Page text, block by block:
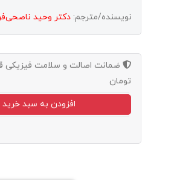
نویسنده/مترجم: دکتر وحید
ضمانت اصالت و سلامت فیزیکی
تومان
افزودن به سبد خرید